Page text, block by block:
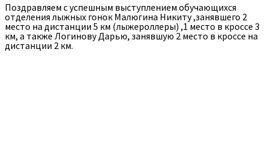
Поздравляем с успешным выступлением обучающихся
отделения лыжных гонок Малюгина Никиту ,занявшего 2
место на дистанции 5 км (лыжероллеры) ,1 место в кроссе 3
км, а также Логинову Дарью, занявшую 2 место в кроссе на
дистанции 2 км.